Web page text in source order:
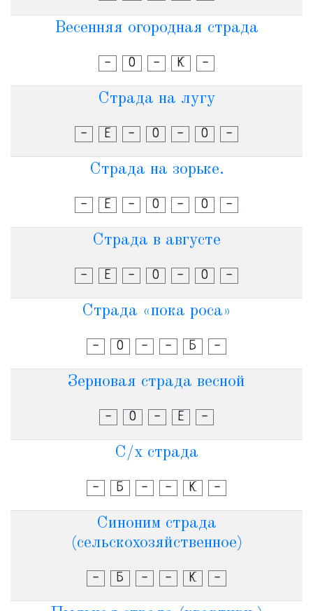
Весенняя огородная страда
- О - К -
Страда на лугу
- Е - О - О -
Страда на зорьке.
- Е - О - О -
Страда в августе
- Е - О - О -
Страда «пока роса»
- О - - Б -
Зерновая страда весной
- О - Е -
С/х страда
- Б - - К -
Синоним страда
(сельскохозяйственное)
- Б - - К -